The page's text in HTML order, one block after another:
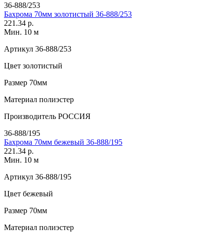
36-888/253
Бахрома 70мм золотистый 36-888/253
221.34 р.
Мин. 10 м
Артикул 36-888/253
Цвет золотистый
Размер 70мм
Материал полиэстер
Производитель РОССИЯ
36-888/195
Бахрома 70мм бежевый 36-888/195
221.34 р.
Мин. 10 м
Артикул 36-888/195
Цвет бежевый
Размер 70мм
Материал полиэстер